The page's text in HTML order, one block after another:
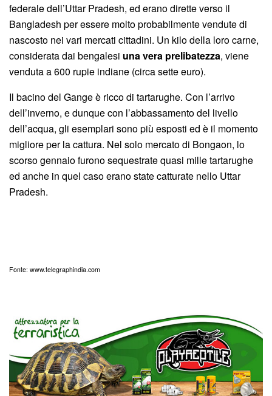
federale dell’Uttar Pradesh, ed erano dirette verso il
Bangladesh per essere molto probabilmente vendute di
nascosto nei vari mercati cittadini. Un kilo della loro carne,
considerata dai bengalesi una vera prelibatezza, viene
venduta a 600 rupie indiane (circa sette euro).
Il bacino del Gange è ricco di tartarughe. Con l’arrivo
dell’inverno, e dunque con l’abbassamento del livello
dell’acqua, gli esemplari sono più esposti ed è il momento
migliore per la cattura. Nel solo mercato di Bongaon, lo
scorso gennaio furono sequestrate quasi mille tartarughe
ed anche in quel caso erano state catturate nello Uttar
Pradesh.
Fonte: www.telegraphindia.com